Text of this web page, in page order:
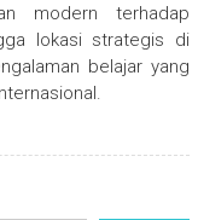
modern terhadap
lokasi strategis di
belajar yang